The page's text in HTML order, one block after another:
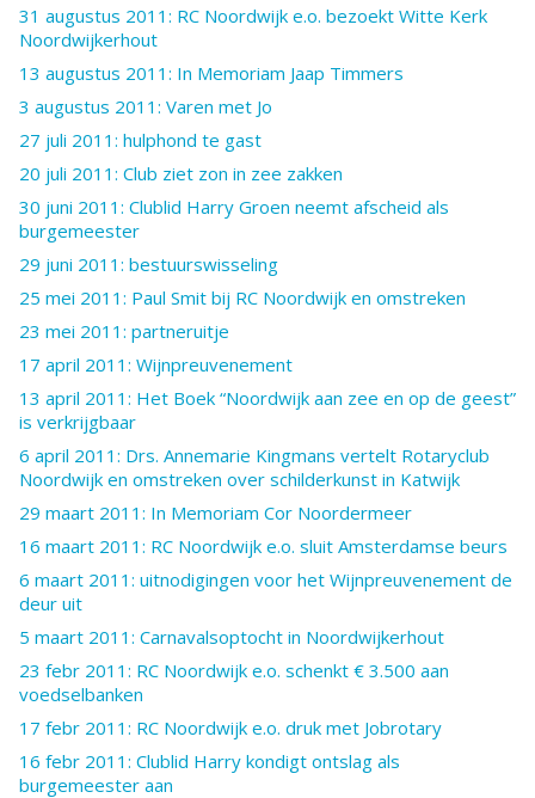
31 augustus 2011: RC Noordwijk e.o. bezoekt Witte Kerk
Noordwijkerhout
13 augustus 2011: In Memoriam Jaap Timmers
3 augustus 2011: Varen met Jo
27 juli 2011: hulphond te gast
20 juli 2011: Club ziet zon in zee zakken
30 juni 2011: Clublid Harry Groen neemt afscheid als
burgemeester
29 juni 2011: bestuurswisseling
25 mei 2011: Paul Smit bij RC Noordwijk en omstreken
23 mei 2011: partneruitje
17 april 2011: Wijnpreuvenement
13 april 2011: Het Boek “Noordwijk aan zee en op de geest”
is verkrijgbaar
6 april 2011: Drs. Annemarie Kingmans vertelt Rotaryclub
Noordwijk en omstreken over schilderkunst in Katwijk
29 maart 2011: In Memoriam Cor Noordermeer
16 maart 2011: RC Noordwijk e.o. sluit Amsterdamse beurs
6 maart 2011: uitnodigingen voor het Wijnpreuvenement de
deur uit
5 maart 2011: Carnavalsoptocht in Noordwijkerhout
23 febr 2011: RC Noordwijk e.o. schenkt € 3.500 aan
voedselbanken
17 febr 2011: RC Noordwijk e.o. druk met Jobrotary
16 febr 2011: Clublid Harry kondigt ontslag als
burgemeester aan